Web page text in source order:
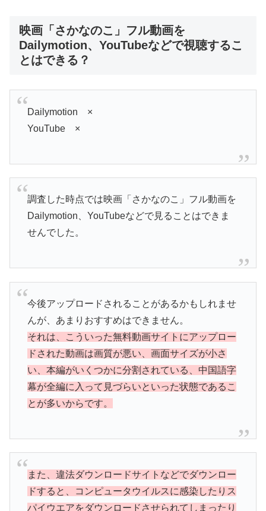
映画「さかなのこ」フル動画を
Dailymotion、YouTubeなどで視聴するこ
とはできる？
Dailymotion ×
YouTube ×
調査した時点では映画「さかなのこ」フル動画を
Dailymotion、YouTubeなどで見ることはできま
せんでした。
今後アップロードされることがあるかもしれませ
んが、あまりおすすめはできません。
それは、こういった無料動画サイトにアップロー
ドされた動画は画質が悪い、画面サイズが小さ
い、本編がいくつかに分割されている、中国語字
幕が全編に入って見づらいといった状態であるこ
とが多いからです。
また、違法ダウンロードサイトなどでダウンロー
ドすると、コンピュータウイルスに感染したりス
パイウエアをダウンロードさせられてしまったり